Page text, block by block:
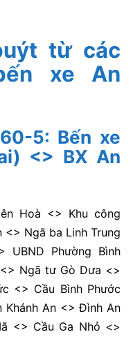
từ các
xe An
5: Bến xe
<> BX An
Hoà <> Khu công
Ngã ba Linh Trung
Phường Bình
Ngã tư Gò Dưa <>
<> Cầu Bình Phước
Khánh An <> Đình An
<> Cầu Ga Nhỏ <>